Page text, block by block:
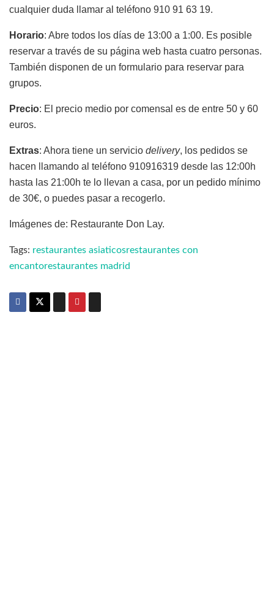
cualquier duda llamar al teléfono 910 91 63 19.
Horario: Abre todos los días de 13:00 a 1:00. Es posible
reservar a través de su página web hasta cuatro personas.
También disponen de un formulario para reservar para
grupos.
Precio: El precio medio por comensal es de entre 50 y 60
euros.
Extras: Ahora tiene un servicio delivery, los pedidos se
hacen llamando al teléfono 910916319 desde las 12:00h
hasta las 21:00h te lo llevan a casa, por un pedido mínimo
de 30€, o puedes pasar a recogerlo.
Imágenes de: Restaurante Don Lay.
Tags: restaurantes asiaticosrestaurantes con
encantorestaurantes madrid